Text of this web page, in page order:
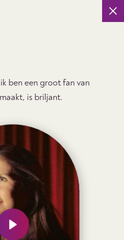
ben een groot fan van
is briljant.